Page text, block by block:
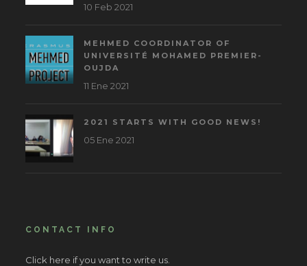
10 Feb 2021
MEHMED COORDINATOR OF
UNIVERSITÉ MOHAMED PREMIER-
OUJDA
11 Ene 2021
2021 STARTS WITH GOOD NEWS!
05 Ene 2021
CONTACT INFO
Click here if you want to write us.